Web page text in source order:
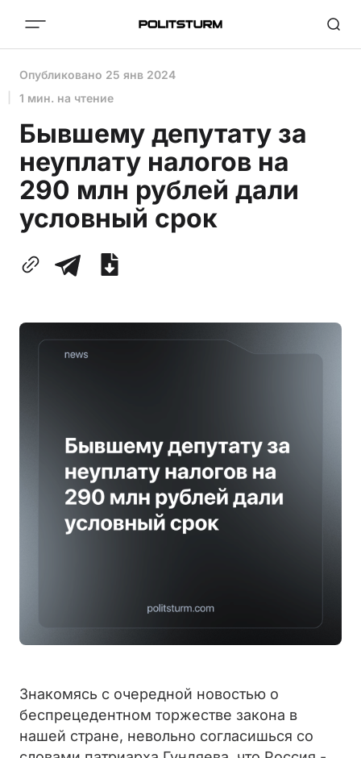
Опубликовано 25 янв 2024
1 мин. на чтение
Бывшему депутату за
неуплату налогов на
290 млн рублей дали
условный срок
Знакомясь с очередной новостью о
беспрецедентном торжестве закона в
нашей стране, невольно согласишься со